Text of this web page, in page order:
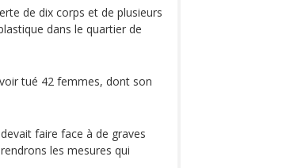
de dix corps et de plusieurs
dans le quartier de
tué 42 femmes, dont son
faire face à de graves
les mesures qui